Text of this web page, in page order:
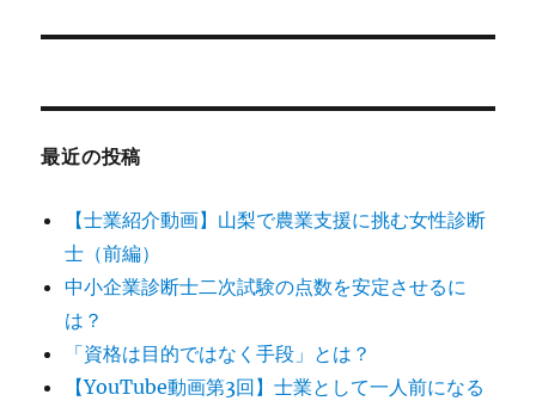
最近の投稿
【士業紹介動画】山梨で農業支援に挑む女性診断
士（前編）
中小企業診断士二次試験の点数を安定させるに
は？
「資格は目的ではなく手段」とは？
【YouTube動画第3回】士業として一人前になる